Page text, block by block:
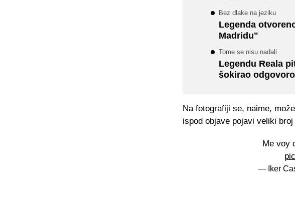
Bez dlake na jeziku
Legenda
Madridu"
Tome se nisu nadali
Legendu Reala
šokirao
Na fotografiji se, naime,
ispod objave pojavi veliki
Me voy
— Iker